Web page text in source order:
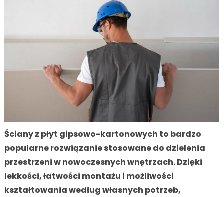
Ściany z płyt gipsowo-kartonowych to bardzo
popularne rozwiązanie stosowane do dzielenia
przestrzeni w nowoczesnych wnętrzach. Dzięki
lekkości, łatwości montażu i możliwości
kształtowania według własnych potrzeb,